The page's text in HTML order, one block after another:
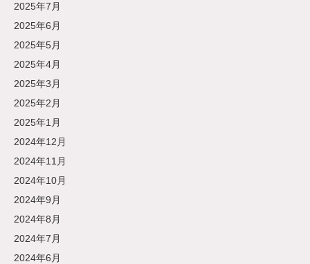
2025年7月
2025年6月
2025年5月
2025年4月
2025年3月
2025年2月
2025年1月
2024年12月
2024年11月
2024年10月
2024年9月
2024年8月
2024年7月
2024年6月